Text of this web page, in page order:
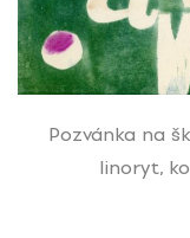
Pozvánka na
linoryt,